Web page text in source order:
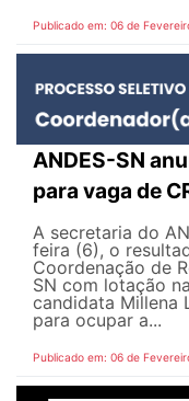
Publicado em: 06 de
ANDES-SN
para vaga de
A secretaria do
feira (6), o
Coordenação de
SN com lotação
candidata Millena
para ocupar a...
Publicado em: 06 de